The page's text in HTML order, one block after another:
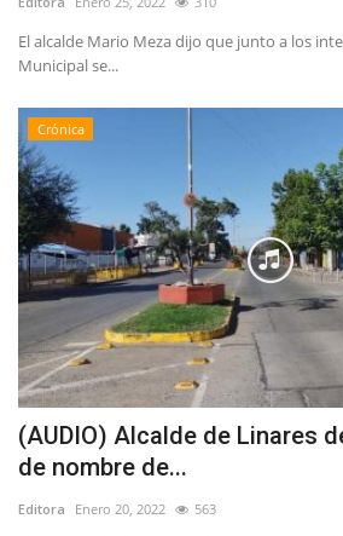
El alcalde Mario Meza dijo que junto a los
Municipal se...
Crónica
(AUDIO) Alcalde de Linares
de nombre de...
Editora Enero 20, 2022 563